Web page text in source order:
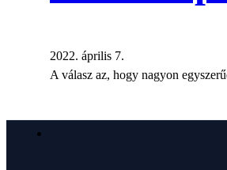
2022. április 7.
A válasz az, hogy nagyon